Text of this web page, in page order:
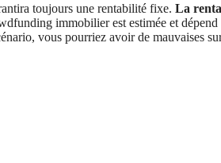
toujours une rentabilité fixe. La
immobilier est estimée et
vous pourriez avoir de mauvaises